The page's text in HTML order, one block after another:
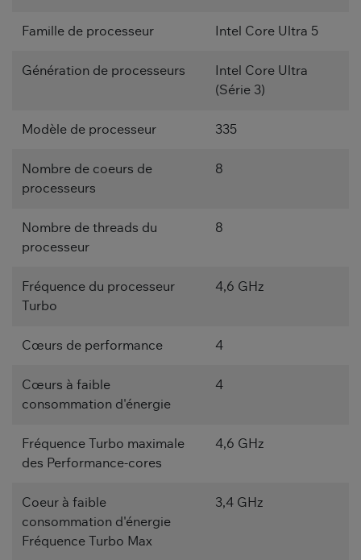
Famille de processeur Intel Core Ultra 5
Génération de processeurs
Intel Core Ultra
(Série 3)
Modèle de processeur 335
Nombre de coeurs de
processeurs
8
Nombre de threads du
processeur
8
Fréquence du processeur
Turbo
4,6 GHz
Cœurs de performance 4
Cœurs à faible
consommation d'énergie
4
Fréquence Turbo maximale
des Performance-cores
4,6 GHz
Coeur à faible
consommation d'énergie
Fréquence Turbo Max
3,4 GHz